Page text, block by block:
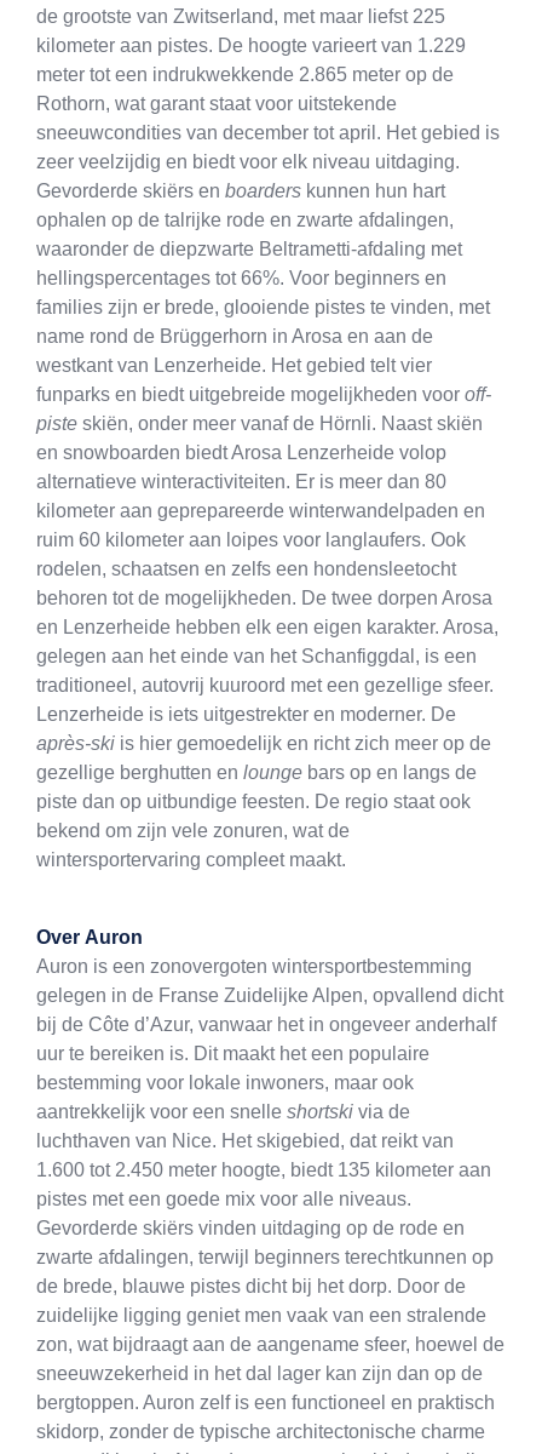
de grootste van Zwitserland, met maar liefst 225
kilometer aan pistes. De hoogte varieert van 1.229
meter tot een indrukwekkende 2.865 meter op de
Rothorn, wat garant staat voor uitstekende
sneeuwcondities van december tot april. Het gebied is
zeer veelzijdig en biedt voor elk niveau uitdaging.
Gevorderde skiërs en boarders kunnen hun hart
ophalen op de talrijke rode en zwarte afdalingen,
waaronder de diepzwarte Beltrametti-afdaling met
hellingspercentages tot 66%. Voor beginners en
families zijn er brede, glooiende pistes te vinden, met
name rond de Brüggerhorn in Arosa en aan de
westkant van Lenzerheide. Het gebied telt vier
funparks en biedt uitgebreide mogelijkheden voor off-
piste skiën, onder meer vanaf de Hörnli. Naast skiën
en snowboarden biedt Arosa Lenzerheide volop
alternatieve winteractiviteiten. Er is meer dan 80
kilometer aan geprepareerde winterwandelpaden en
ruim 60 kilometer aan loipes voor langlaufers. Ook
rodelen, schaatsen en zelfs een hondensleetocht
behoren tot de mogelijkheden. De twee dorpen Arosa
en Lenzerheide hebben elk een eigen karakter. Arosa,
gelegen aan het einde van het Schanfiggdal, is een
traditioneel, autovrij kuuroord met een gezellige sfeer.
Lenzerheide is iets uitgestrekter en moderner. De
après-ski is hier gemoedelijk en richt zich meer op de
gezellige berghutten en lounge bars op en langs de
piste dan op uitbundige feesten. De regio staat ook
bekend om zijn vele zonuren, wat de
wintersportervaring compleet maakt.
Over Auron
Auron is een zonovergoten wintersportbestemming
gelegen in de Franse Zuidelijke Alpen, opvallend dicht
bij de Côte d’Azur, vanwaar het in ongeveer anderhalf
uur te bereiken is. Dit maakt het een populaire
bestemming voor lokale inwoners, maar ook
aantrekkelijk voor een snelle shortski via de
luchthaven van Nice. Het skigebied, dat reikt van
1.600 tot 2.450 meter hoogte, biedt 135 kilometer aan
pistes met een goede mix voor alle niveaus.
Gevorderde skiërs vinden uitdaging op de rode en
zwarte afdalingen, terwijl beginners terechtkunnen op
de brede, blauwe pistes dicht bij het dorp. Door de
zuidelijke ligging geniet men vaak van een stralende
zon, wat bijdraagt aan de aangename sfeer, hoewel de
sneeuwzekerheid in het dal lager kan zijn dan op de
bergtoppen. Auron zelf is een functioneel en praktisch
skidorp, zonder de typische architectonische charme